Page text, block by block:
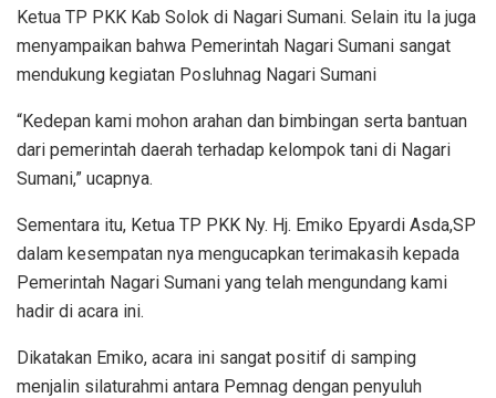
Ketua TP PKK Kab Solok di Nagari Sumani. Selain itu Ia juga
menyampaikan bahwa Pemerintah Nagari Sumani sangat
mendukung kegiatan Posluhnag Nagari Sumani
“Kedepan kami mohon arahan dan bimbingan serta bantuan
dari pemerintah daerah terhadap kelompok tani di Nagari
Sumani,” ucapnya.
Sementara itu, Ketua TP PKK Ny. Hj. Emiko Epyardi Asda,SP
dalam kesempatan nya mengucapkan terimakasih kepada
Pemerintah Nagari Sumani yang telah mengundang kami
hadir di acara ini.
Dikatakan Emiko, acara ini sangat positif di samping
menjalin silaturahmi antara Pemnag dengan penyuluh